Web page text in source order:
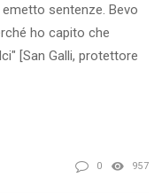
sentenze. Bevo
ho capito che
[San Galli, protettore
0 957